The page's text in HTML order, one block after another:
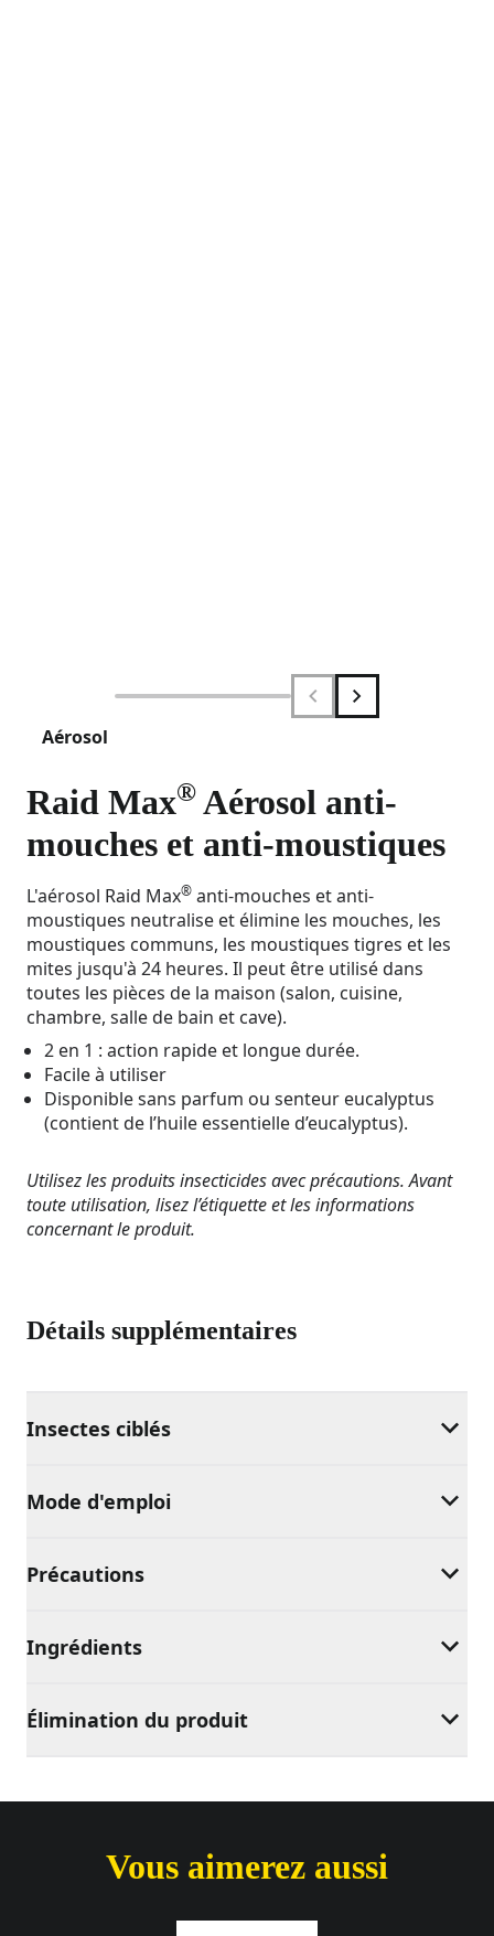
Aérosol
Raid Max® Aérosol anti-
mouches et anti-moustiques
L'aérosol Raid Max® anti-mouches et anti-
moustiques neutralise et élimine les mouches, les
moustiques communs, les moustiques tigres et les
mites jusqu'à 24 heures. Il peut être utilisé dans
toutes les pièces de la maison (salon, cuisine,
chambre, salle de bain et cave).
2 en 1 : action rapide et longue durée.
Facile à utiliser
Disponible sans parfum ou senteur eucalyptus
(contient de l’huile essentielle d’eucalyptus).
Utilisez les produits insecticides avec précautions. Avant
toute utilisation, lisez l’étiquette et les informations
concernant le produit.
Détails supplémentaires
Insectes ciblés
Mode d'emploi
Précautions
Ingrédients
Élimination du produit
Vous aimerez aussi